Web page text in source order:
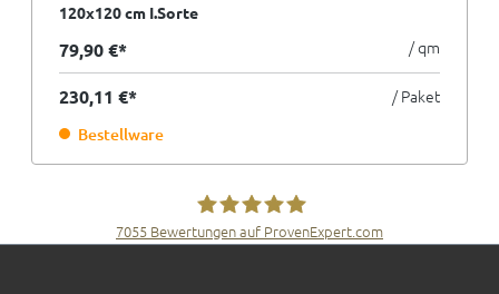
120x120 cm I.Sorte
79,90 €* / qm
230,11 €* / Paket
Bestellware
7055 Bewertungen auf ProvenExpert.com